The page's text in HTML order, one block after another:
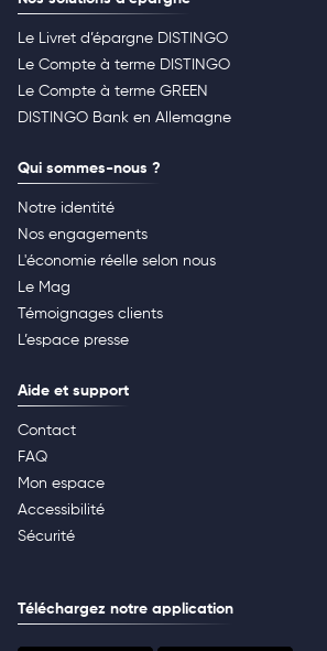
Le Livret d’épargne DISTINGO
Le Compte à terme DISTINGO
Le Compte à terme GREEN
DISTINGO Bank en Allemagne
Qui sommes-nous ?
Notre identité
Nos engagements
L'économie réelle selon nous
Le Mag
Témoignages clients
L’espace presse
Aide et support
Contact
FAQ
Mon espace
Accessibilité
Sécurité
Téléchargez notre application